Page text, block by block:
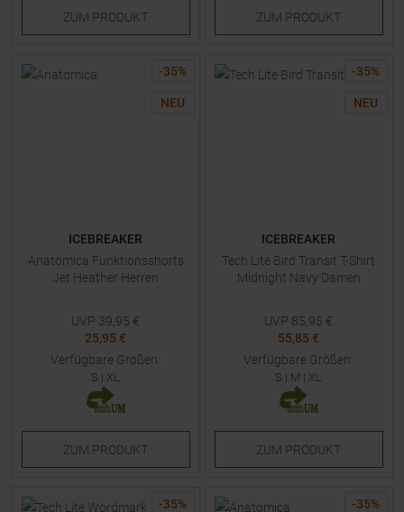
ZUM PRODUKT ZUM PRODUKT
-35%
NEU
ICEBREAKER
Anatomica Funktionsshorts
Jet Heather Herren
UVP 39,95 €
25,95 €
Verfügbare Größen:
S | XL
ZUM PRODUKT
-35%
NEU
ICEBREAKER
Tech Lite Bird Transit T-Shirt
Midnight Navy Damen
UVP 85,95 €
55,85 €
Verfügbare Größen:
S | M | XL
ZUM PRODUKT
-35% -35%